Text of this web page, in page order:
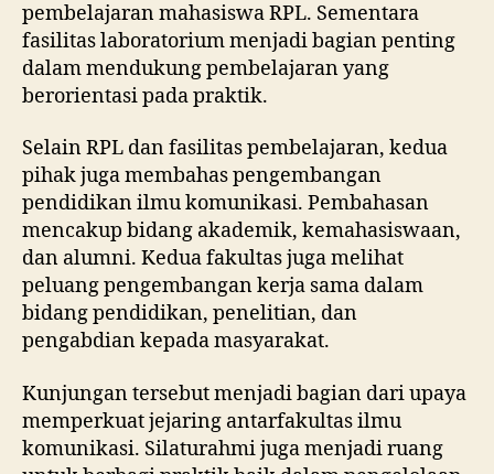
pembelajaran mahasiswa RPL. Sementara
fasilitas laboratorium menjadi bagian penting
dalam mendukung pembelajaran yang
berorientasi pada praktik.
Selain RPL dan fasilitas pembelajaran, kedua
pihak juga membahas pengembangan
pendidikan ilmu komunikasi. Pembahasan
mencakup bidang akademik, kemahasiswaan,
dan alumni. Kedua fakultas juga melihat
peluang pengembangan kerja sama dalam
bidang pendidikan, penelitian, dan
pengabdian kepada masyarakat.
Kunjungan tersebut menjadi bagian dari upaya
memperkuat jejaring antarfakultas ilmu
komunikasi. Silaturahmi juga menjadi ruang